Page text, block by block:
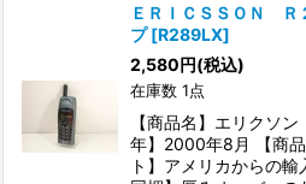
ＥＲＩＣＳＳＯＮ
プ [R289LX]
2,580円(税込)
在庫数 1点
【商品名】エリクソ
年】2000年8月 【商
ト】アメリカからの